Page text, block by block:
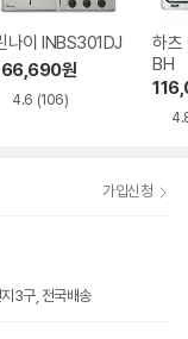
나이 INBS301DJ
원
4.6 (106)
하
BH
가입신청
3구, 전국배송